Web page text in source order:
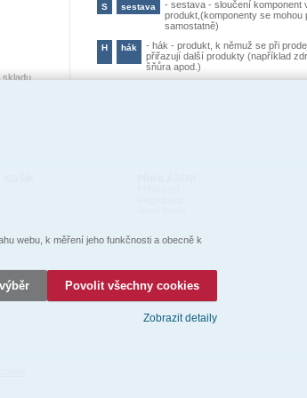
skladu
S sestava -sestava - sloučení komponent
produkt,(komponenty se mohou
samostatně)
H hák -hák - produkt, k němuž se při
přiřazují další produkty (například
šňůra apod.)
webu, k měření jeho funkčnosti a obecně k
Povolit všechny cookies
Zobrazit detaily